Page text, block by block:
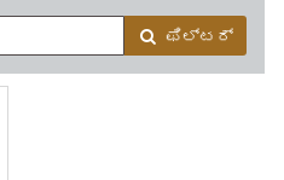
ಫಿಲ್ಟರ್